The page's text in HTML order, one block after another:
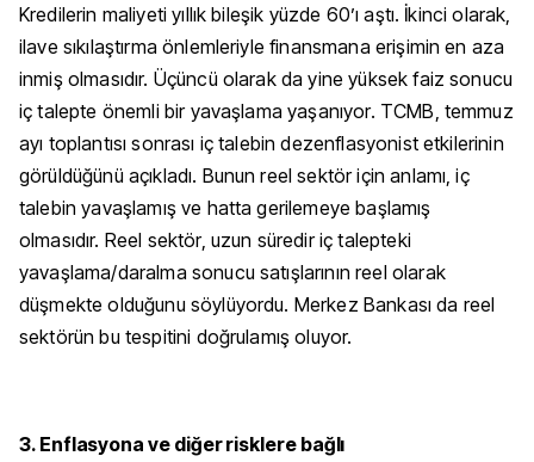
Kredilerin maliyeti yıllık bileşik yüzde 60’ı aştı. İkinci olarak,
ilave sıkılaştırma önlemleriyle finansmana erişimin en aza
inmiş olmasıdır. Üçüncü olarak da yine yüksek faiz sonucu
iç talepte önemli bir yavaşlama yaşanıyor. TCMB, temmuz
ayı toplantısı sonrası iç talebin dezenflasyonist etkilerinin
görüldüğünü açıkladı. Bunun reel sektör için anlamı, iç
talebin yavaşlamış ve hatta gerilemeye başlamış
olmasıdır. Reel sektör, uzun süredir iç talepteki
yavaşlama/daralma sonucu satışlarının reel olarak
düşmekte olduğunu söylüyordu. Merkez Bankası da reel
sektörün bu tespitini doğrulamış oluyor.
3. Enflasyona ve diğer risklere bağlı